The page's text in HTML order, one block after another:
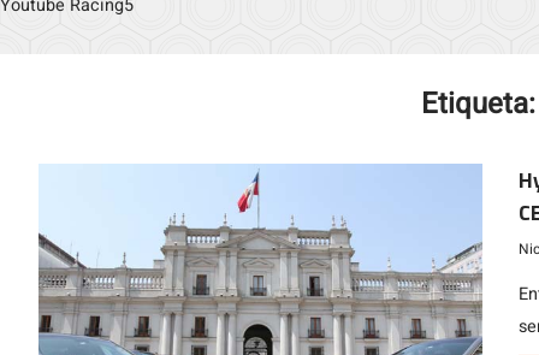
Youtube Racing5